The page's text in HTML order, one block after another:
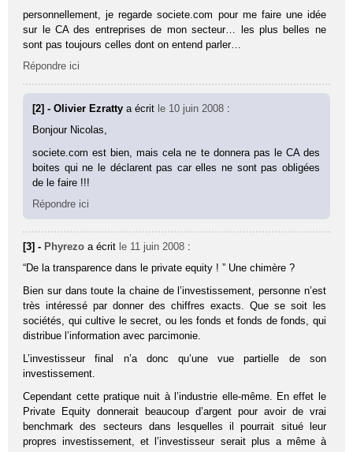
personnellement, je regarde societe.com pour me faire une idée
sur le CA des entreprises de mon secteur… les plus belles ne
sont pas toujours celles dont on entend parler…
Répondre ici
[2] - Olivier Ezrattya écrit le 10 juin 2008 :
Bonjour Nicolas,
societe.com est bien, mais cela ne te donnera pas le CA des
boites qui ne le déclarent pas car elles ne sont pas obligées
de le faire !!!
Répondre ici
[3] - Phyrezo a écrit le 11 juin 2008 :
“De la transparence dans le private equity ! ” Une chimère ?
Bien sur dans toute la chaine de l’investissement, personne n’est
très intéressé par donner des chiffres exacts. Que se soit les
sociétés, qui cultive le secret, ou les fonds et fonds de fonds, qui
distribue l’information avec parcimonie.
L’investisseur final n’a donc qu’une vue partielle de son
investissement.
Cependant cette pratique nuit à l’industrie elle-même. En effet le
Private Equity donnerait beaucoup d’argent pour avoir de vrai
benchmark des secteurs dans lesquelles il pourrait situé leur
propres investissement, et l’investisseur serait plus a même à